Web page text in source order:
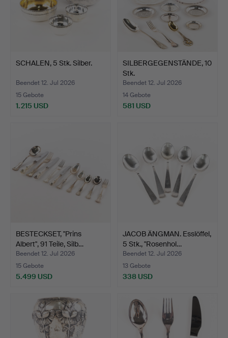
SCHALEN, 5 Stk. Silber.
Beendet 12. Jul 2026
15 Gebote
1.215 USD
SILBERGEGENSTÄNDE, 10
Stk.
Beendet 12. Jul 2026
14 Gebote
581 USD
BESTECKSET, "Prins
Albert", 91 Teile, Silb…
Beendet 12. Jul 2026
15 Gebote
5.499 USD
JACOB ÄNGMAN. Esslöffel,
5 Stk., "Rosenhol…
Beendet 12. Jul 2026
13 Gebote
338 USD